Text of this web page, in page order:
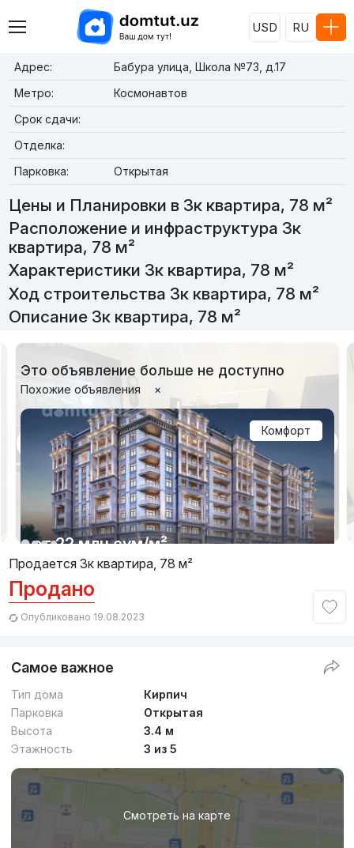
USD RU
Адрес:
Бабура улица, Школа №73, д.17
Метро:
Космонавтов
Срок сдачи:
Отделка:
Парковка:
Открытая
Цены и Планировки в 3к квартира, 78 м²
Расположение и инфраструктура 3к
квартира, 78 м²
Характеристики 3к квартира, 78 м²
Ход строительства 3к квартира, 78 м²
Описание 3к квартира, 78 м²
Это объявление больше не доступно
Похожие объявления ×
Комфорт
от22 млн сум/м²
Сдан 2022,
ЖК «City Life»
от
Best House Building
1/6
Продается 3к квартира, 78 м²
Продано
Опубликовано 19.08.2023
Самое важное
Тип дома
Кирпич
Парковка
Открытая
Высота
3.4 м
Этажность
3 из 5
Смотреть на карте